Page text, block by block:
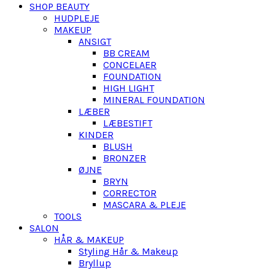
SHOP BEAUTY
HUDPLEJE
MAKEUP
ANSIGT
BB CREAM
CONCELAER
FOUNDATION
HIGH LIGHT
MINERAL FOUNDATION
LÆBER
LÆBESTIFT
KINDER
BLUSH
BRONZER
ØJNE
BRYN
CORRECTOR
MASCARA & PLEJE
TOOLS
SALON
HÅR & MAKEUP
Styling Hår & Makeup
Bryllup